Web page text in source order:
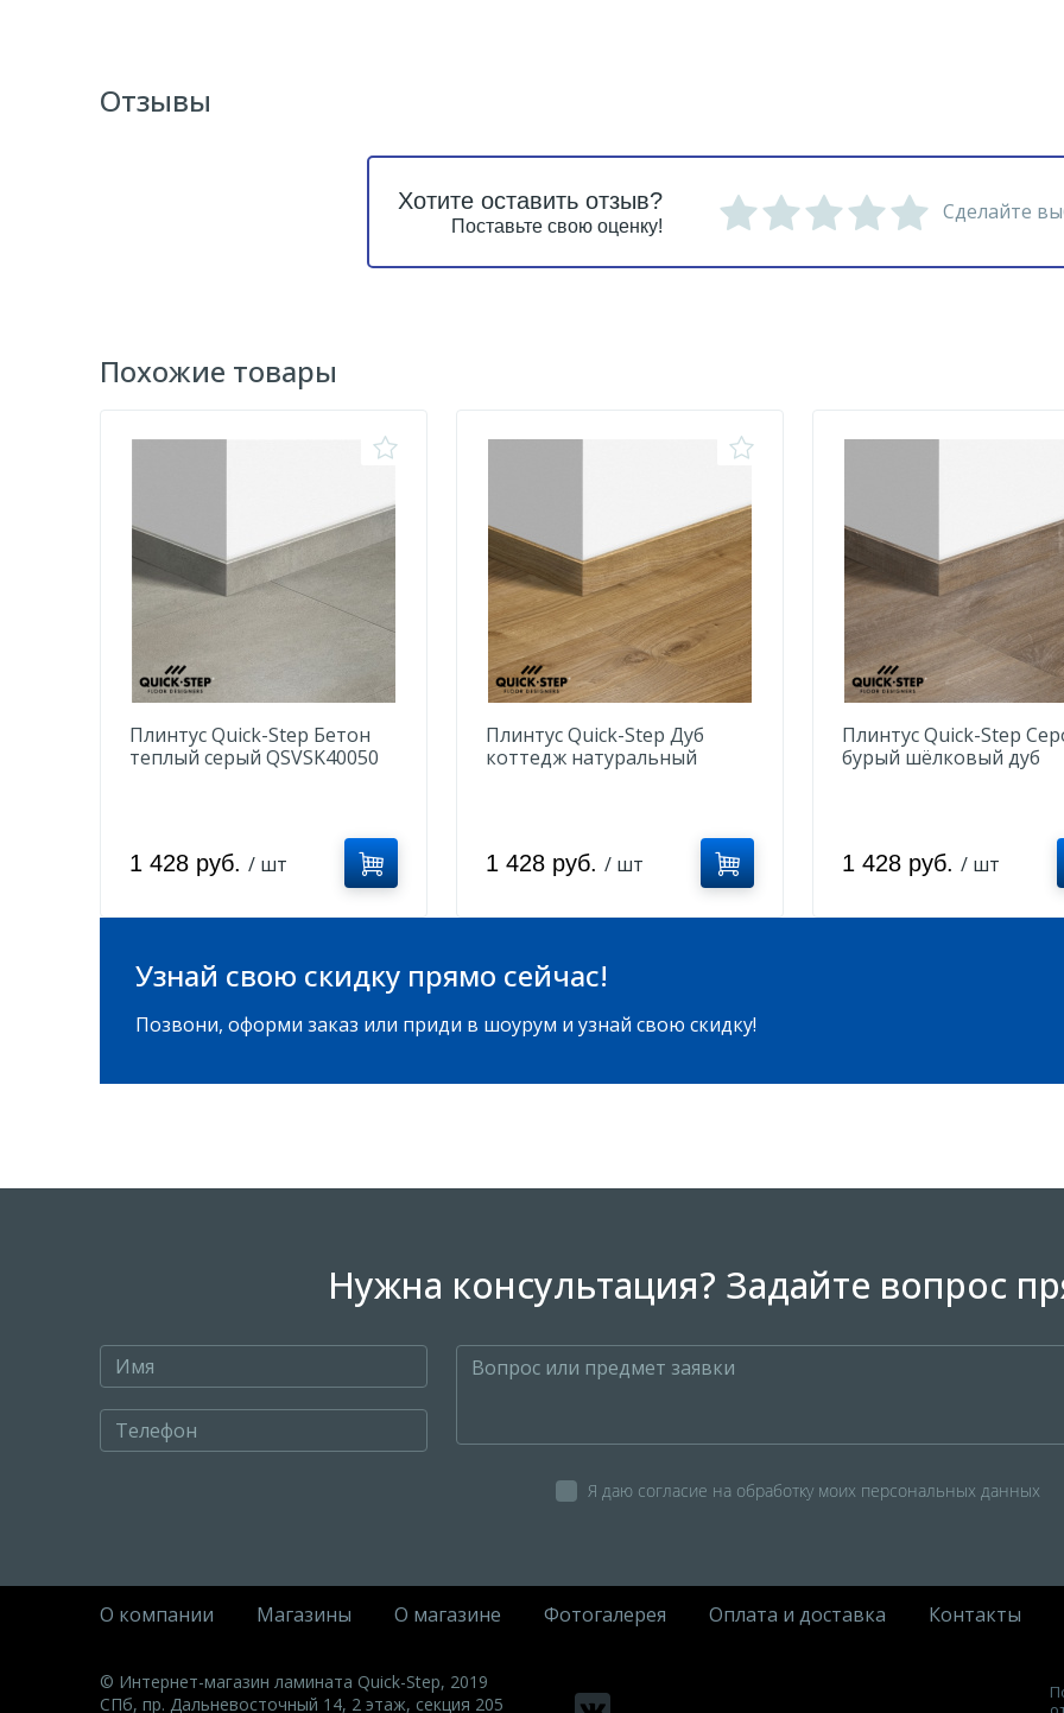
Отзывы
Хотите оставить отзыв?
Поставьте свою оценку!
Сделайте
Похожие товары
Плинтус Quick-Step Бетон
теплый серый QSVSK40050
1 428 руб. / шт
Плинтус Quick-Step Дуб
коттедж натуральный
1 428 руб. / шт
Плинтус Quick-Step
бурый шёлковый дуб
1 428 руб. / шт
Узнай свою скидку прямо сейчас!
Позвони, оформи заказ или приди в шоурум и узнай свою скидку!
Нужна консультация? Задайте вопрос
Я даю согласие на обработку моих персональных данных
О компании Магазины О магазине Фотогалерея Оплата и доставка Контакты
© Интернет-магазин ламината Quick-Step, 2019
СПб, пр. Дальневосточный 14, 2 этаж, секция 205